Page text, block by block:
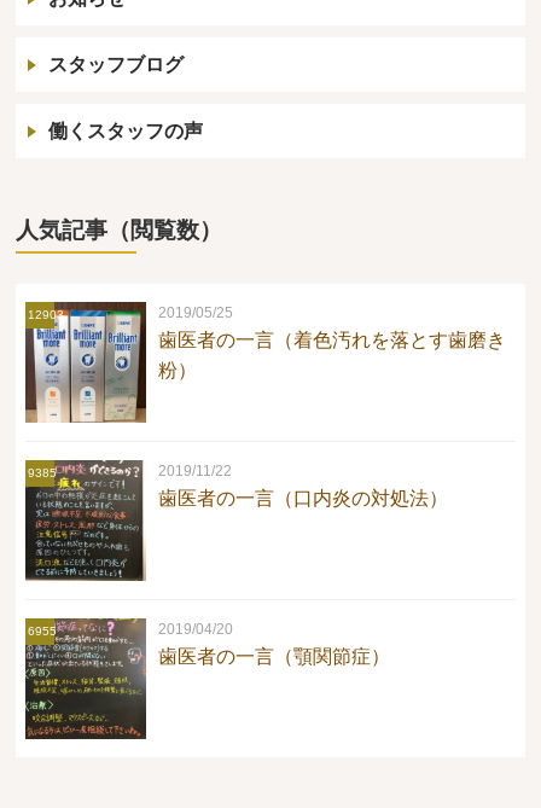
スタッフブログ
働くスタッフの声
人気記事（閲覧数）
12903 2019/05/25
歯医者の一言（着色汚れを落とす歯磨き
粉）
9385 2019/11/22
歯医者の一言（口内炎の対処法）
6955 2019/04/20
歯医者の一言（顎関節症）